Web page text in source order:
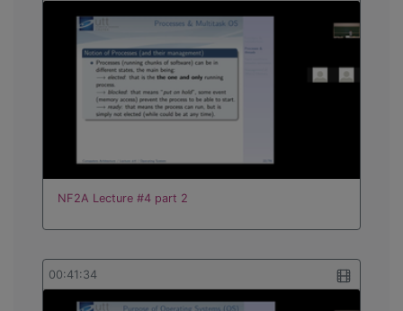
NF2A Lecture #4 part 2
00:41:34